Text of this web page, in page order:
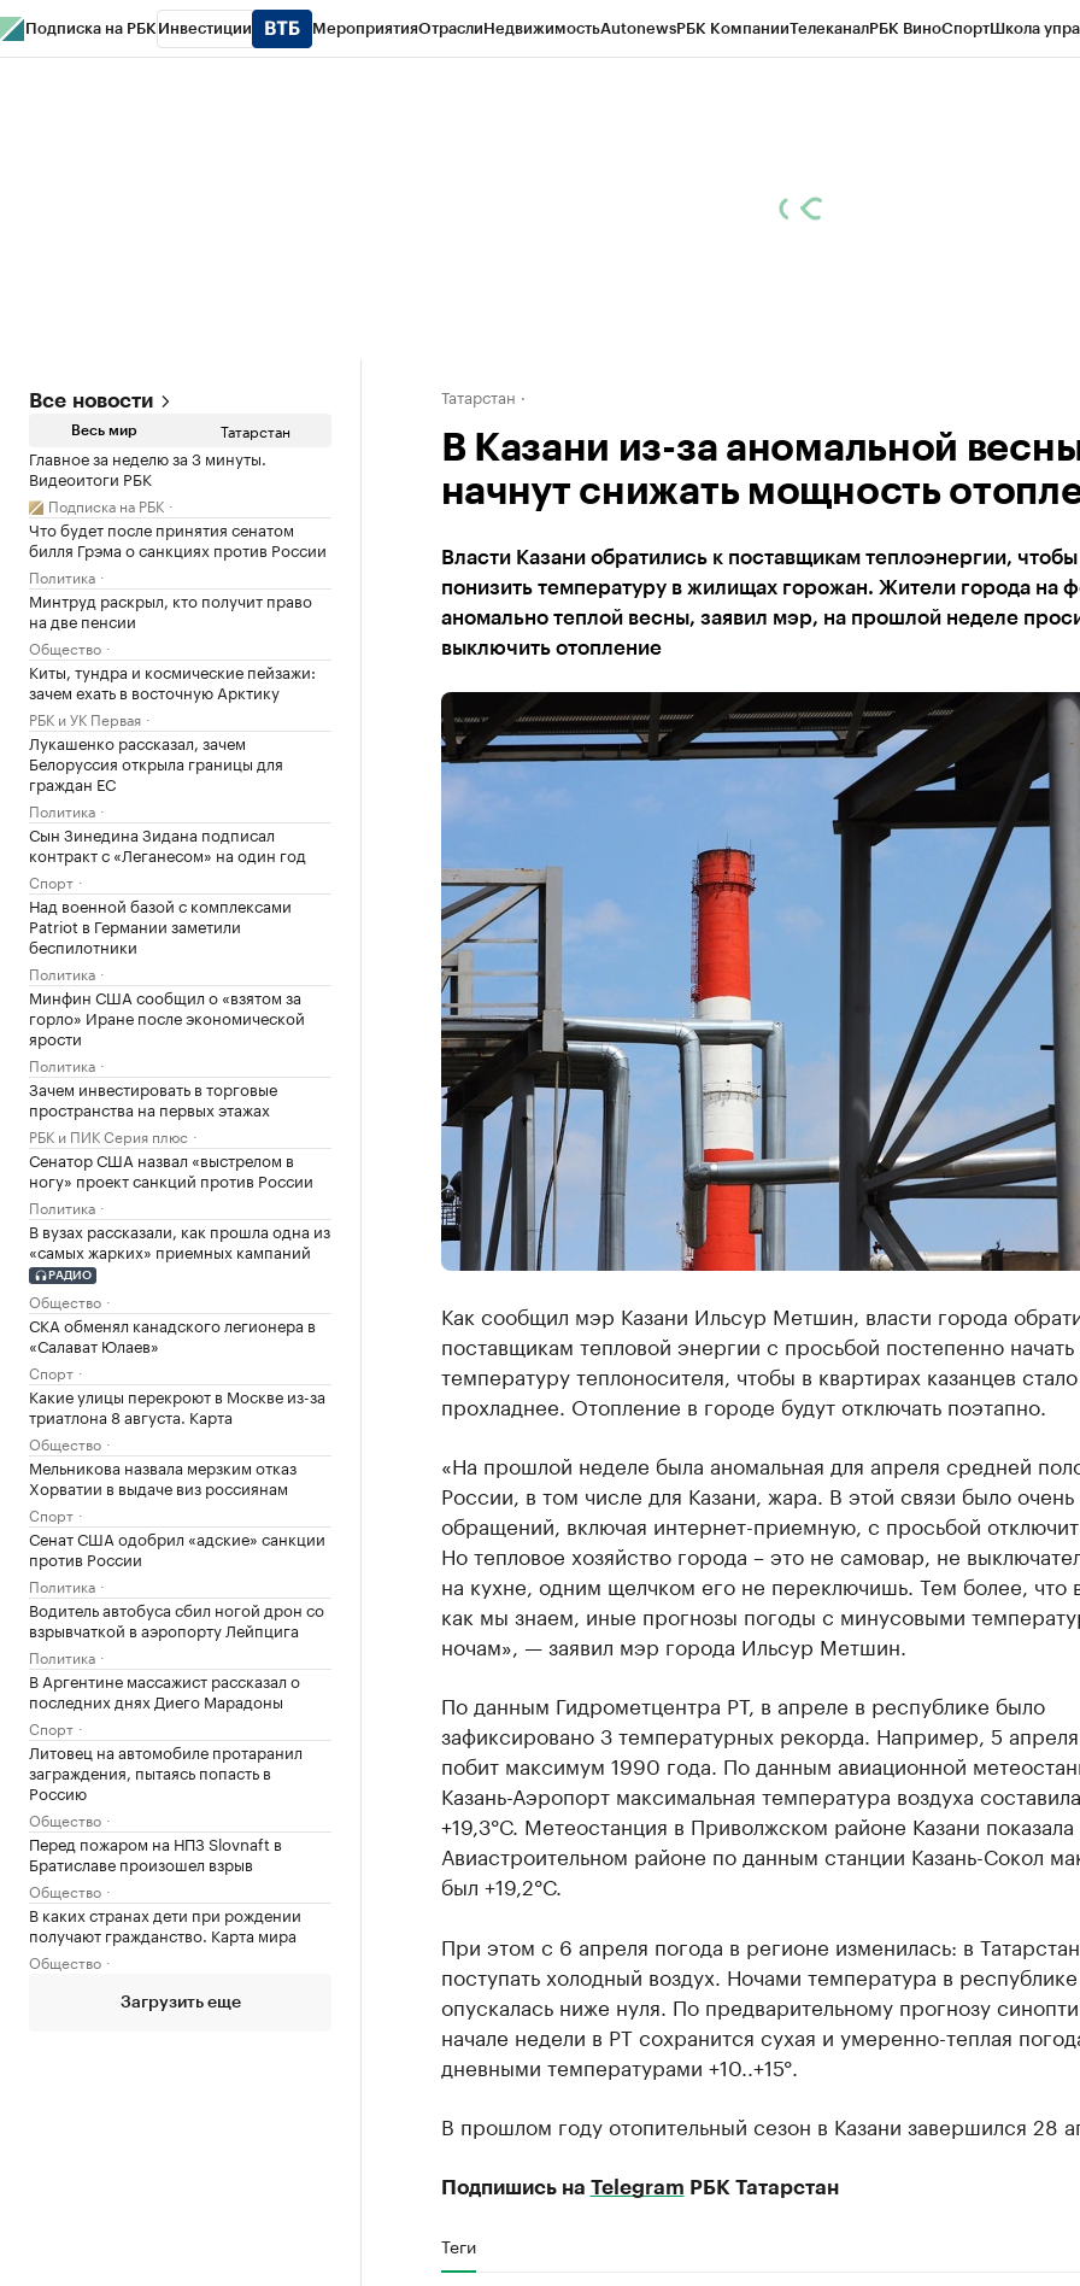
Подписка на РБК Инвестиции МероприятияОтраслиНедвижимостьAutonewsРБК КомпанииТелеканалРБК ВиноСпортШкола
Все новости
Весь мир Татарстан
Главное за неделю за 3 минуты.
Видеоитоги РБК
Подписка на РБК
Что будет после принятия сенатом
билля Грэма о санкциях против России
Политика
Минтруд раскрыл, кто получит право
на две пенсии
Общество
Киты, тундра и космические пейзажи:
зачем ехать в восточную Арктику
РБК и УК Первая
Лукашенко рассказал, зачем
Белоруссия открыла границы для
граждан ЕС
Политика
Сын Зинедина Зидана подписал
контракт с «Леганесом» на один год
Спорт
Над военной базой с комплексами
Patriot в Германии заметили
беспилотники
Политика
Минфин США сообщил о «взятом за
горло» Иране после экономической
ярости
Политика
Зачем инвестировать в торговые
пространства на первых этажах
РБК и ПИК Серия плюс
Сенатор США назвал «выстрелом в
ногу» проект санкций против России
Политика
В вузах рассказали, как прошла одна из
«самых жарких» приемных кампаний
РАДИО
Общество
СКА обменял канадского легионера в
«Салават Юлаев»
Спорт
Какие улицы перекроют в Москве из-за
триатлона 8 августа. Карта
Общество
Мельникова назвала мерзким отказ
Хорватии в выдаче виз россиянам
Спорт
Сенат США одобрил «адские» санкции
против России
Политика
Водитель автобуса сбил ногой дрон со
взрывчаткой в аэропорту Лейпцига
Политика
В Аргентине массажист рассказал о
последних днях Диего Марадоны
Спорт
Литовец на автомобиле протаранил
заграждения, пытаясь попасть в
Россию
Общество
Перед пожаром на НПЗ Slovnaft в
Братиславе произошел взрыв
Общество
В каких странах дети при рождении
получают гражданство. Карта мира
Общество
Загрузить еще
Татарстан
В Казани из-за аномальной
начнут снижать мощность
Власти Казани обратились к поставщикам теплоэнергии, чтобы
понизить температуру в жилищах горожан. Жители города на
аномально теплой весны, заявил мэр, на прошлой неделе
выключить отопление
Как сообщил мэр Казани Ильсур Метшин, власти города
поставщикам тепловой энергии с просьбой постепенно начать
температуру теплоносителя, чтобы в квартирах казанцев стало
прохладнее. Отопление в городе будут отключать поэтапно.
«На прошлой неделе была аномальная для апреля средней
России, в том числе для Казани, жара. В этой связи было
обращений, включая интернет-приемную, с просьбой
Но тепловое хозяйство города – это не самовар, не
на кухне, одним щелчком его не переключишь. Тем более, что
как мы знаем, иные прогнозы погоды с минусовыми
ночам», — заявил мэр города Ильсур Метшин.
По данным Гидрометцентра РТ, в апреле в республике было
зафиксировано 3 температурных рекорда. Например, 5
побит максимум 1990 года. По данным авиационной
Казань-Аэропорт максимальная температура воздуха
+19,3°С. Метеостанция в Приволжском районе Казани показала
Авиастроительном районе по данным станции Казань-Сокол
был +19,2°С.
При этом с 6 апреля погода в регионе изменилась: в
поступать холодный воздух. Ночами температура в республике
опускалась ниже нуля. По предварительному прогнозу
начале недели в РТ сохранится сухая и умеренно-теплая
дневными температурами +10..+15°.
В прошлом году отопительный сезон в Казани завершился 28
Подпишись на Telegram РБК Татарстан
Теги